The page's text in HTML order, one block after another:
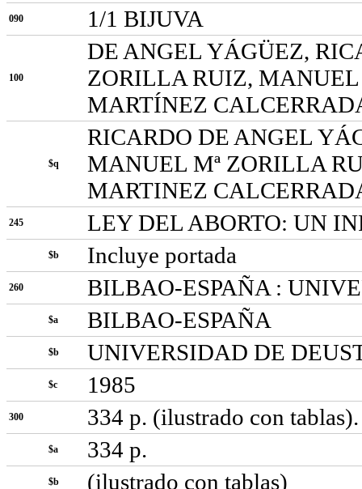
090 1/1 BIJUVA
100
DE ANGEL YÁGÜEZ,
ZORILLA RUIZ, MANUEL
MARTÍNEZ
$q
RICARDO DE ANGEL
MANUEL Mª ZORILLA
MARTINEZ
245 LEY DEL ABORTO: UN
$b Incluye portada
260 BILBAO-ESPAÑA :
$a BILBAO-ESPAÑA
$b UNIVERSIDAD DE
$c 1985
300 334 p. (ilustrado con
$a 334 p.
$b (ilustrado con tablas)